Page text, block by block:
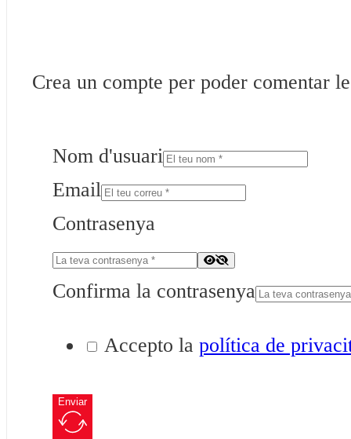
Crea un compte per poder comentar
Nom d'usuari
Email
Contrasenya
Confirma la contrasenya
Accepto la política de
Enviar